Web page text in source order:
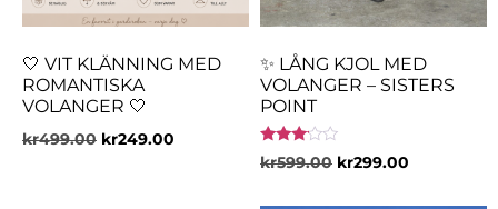
🤍 VIT KLÄNNING MED
ROMANTISKA
VOLANGER 🤍
kr499.00 kr249.00
✨ LÅNG KJOL MED
VOLANGER – SISTERS
POINT
Betygsatt
3.00
kr599.00 kr299.00